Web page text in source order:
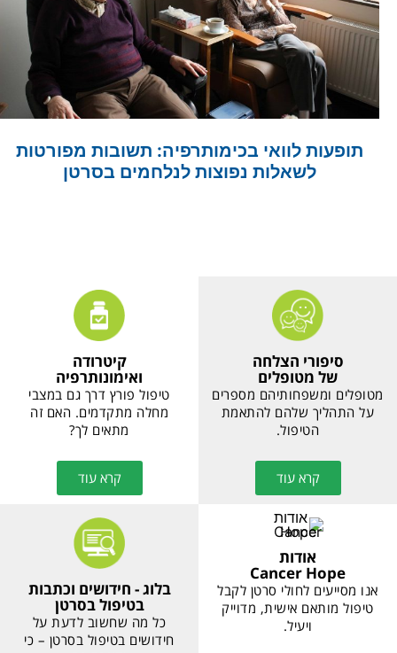
תופעות לוואי בכימותרפיה: תשובות מפורטות
לשאלות נפוצות לנלחמים בסרטן
של מטופלים
מטופלים ומשפחותיהם
מספרים על התהליך שלהם
להתאמת הטיפול.
קרא עוד
ואימונותרפיה
טיפול פורץ דרך גם במצבי
מחלה מתקדמים. האם זה
מתאים לך?
קרא עוד